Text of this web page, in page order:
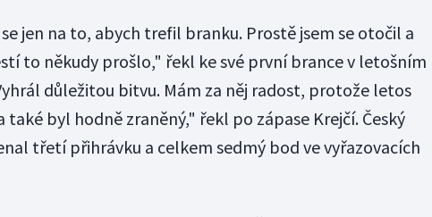
jen na to, abych trefil branku. Prostě jsem se otočil a
to někudy prošlo," řekl ke své první brance v letošním
důležitou bitvu. Mám za něj radost, protože letos
také byl hodně zraněný," řekl po zápase Krejčí. Český
třetí přihrávku a celkem sedmý bod ve vyřazovacích